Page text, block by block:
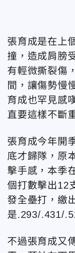
張育成是在上
撞，造成肩膀
有輕微撕裂傷
間，讓傷勢慢
育成也罕見感
直要這樣不斷
張育成今年開
底才歸隊，原
擊手感，本季
個打數擊出12
發全壘打，繳
是.293/.431/
不過張育成又